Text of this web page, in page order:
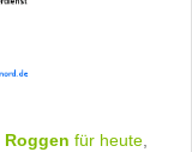
Roggen für heute